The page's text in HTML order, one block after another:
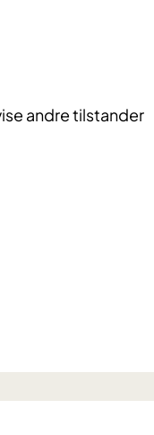
andre tilstander